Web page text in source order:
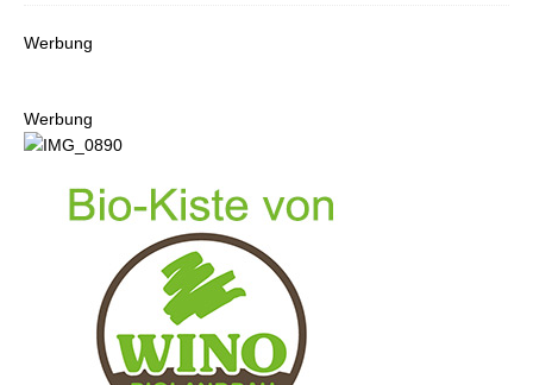
Werbung
Werbung